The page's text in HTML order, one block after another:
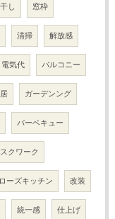
し 窓枠
清掃 解放感
電気代 バルコニー
ガーデンング
バーベキュー
クワーク
ーズキッチン 改装
統一感 仕上げ